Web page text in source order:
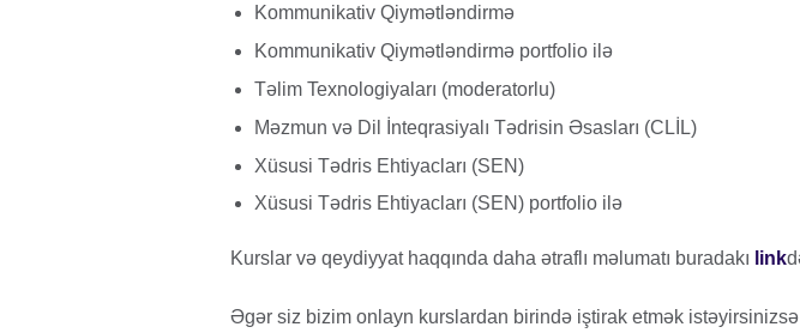
Kommunikativ Qiymətləndirmə
Kommunikativ Qiymətləndirmə portfolio ilə
Təlim Texnologiyaları (moderatorlu)
Məzmun və Dil İnteqrasiyalı Tədrisin Əsasları (CLİL)
Xüsusi Tədris Ehtiyacları (SEN)
Xüsusi Tədris Ehtiyacları (SEN) portfolio ilə
Kurslar və qeydiyyat haqqında daha ətraflı məlumatı buradakı link
Əgər siz bizim onlayn kurslardan birində iştirak etmək istəyirsinizsə